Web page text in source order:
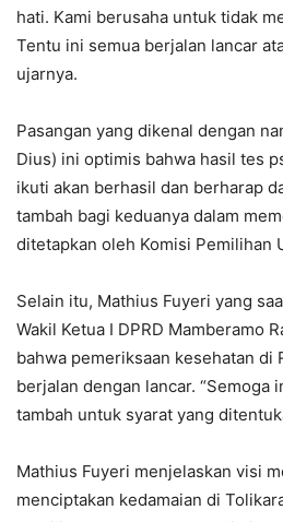
hati. Kami berusaha untuk tidak
Tentu ini semua berjalan lancar
ujarnya.
Pasangan yang dikenal dengan
Dius) ini optimis bahwa hasil tes
ikuti akan berhasil dan berharap
tambah bagi keduanya dalam
ditetapkan oleh Komisi Pemilihan
Selain itu, Mathius Fuyeri yang
Wakil Ketua I DPRD Mamberamo
bahwa pemeriksaan kesehatan di
berjalan dengan lancar. “Semoga
tambah untuk syarat yang
Mathius Fuyeri menjelaskan visi
menciptakan kedamaian di